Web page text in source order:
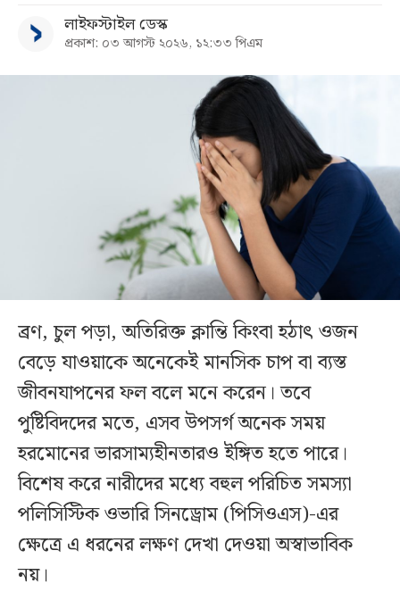
লাইফস্টাইল ডেস্ক
প্রকাশ: ০৩ আগস্ট ২০২৬, ১২:৩৩ পিএম
ব্রণ, চুল পড়া, অতিরিক্ত ক্লান্তি কিংবা হঠাৎ ওজন
বেড়ে যাওয়াকে অনেকেই মানসিক চাপ বা ব্যস্ত
জীবনযাপনের ফল বলে মনে করেন। তবে
পুষ্টিবিদদের মতে, এসব উপসর্গ অনেক সময়
হরমোনের ভারসাম্যহীনতারও ইঙ্গিত হতে পারে।
বিশেষ করে নারীদের মধ্যে বহুল পরিচিত সমস্যা
পলিসিস্টিক ওভারি সিনড্রোম (পিসিওএস)-এর
ক্ষেত্রে এ ধরনের লক্ষণ দেখা দেওয়া অস্বাভাবিক
নয়।